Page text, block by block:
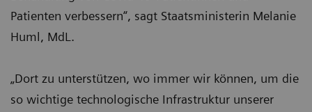
Patienten verbessern“, sagt Staatsministerin Melanie
Huml, MdL.
„Dort zu unterstützen, wo immer wir können, um die
so wichtige technologische Infrastruktur unserer